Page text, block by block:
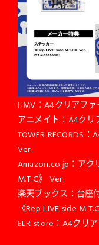
HMV：A4クリアフ
アニメイト：A4ク
TOWER RECORDS
Ver.
Amazon.co.jp：アク
M.T.C》 Ver.
楽天ブックス：台座
《Rep LIVE side
ELR store：A4クリ